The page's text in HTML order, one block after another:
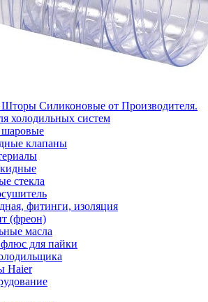
Силиконовые от Производителя.
холодильных систем
клапаны
стекла
фитинги, изоляция
(фреон)
масла
для пайки
Haier